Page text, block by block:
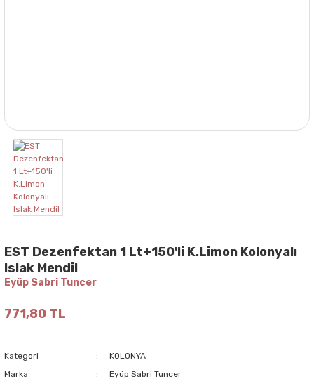
EST Dezenfektan 1 Lt+150'li K.Limon Kolonyalı
Islak Mendil
Eyüp Sabri Tuncer
771,80 TL
Kategori
KOLONYA
Marka
Eyüp Sabri Tuncer